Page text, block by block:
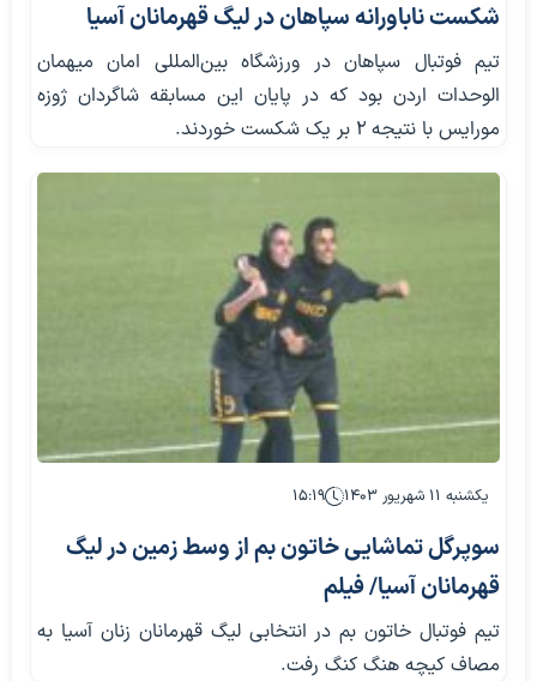
شکست ناباورانه سپاهان در لیگ قهرمانان آسیا
تیم فوتبال سپاهان در ورزشگاه بین‌المللی امان میهمان
الوحدات اردن بود که در پایان این مسابقه شاگردان ژوزه
مورایس با نتیجه 2 بر یک شکست خوردند.
یکشنبه ۱۱ شهریور ۱۴۰۳ ۱۵:۱۹
سوپرگل تماشایی خاتون بم از وسط زمین در لیگ
قهرمانان آسیا/ فیلم
تیم فوتبال خاتون بم در انتخابی لیگ قهرمانان زنان آسیا به
مصاف کیچه هنگ کنگ رفت.